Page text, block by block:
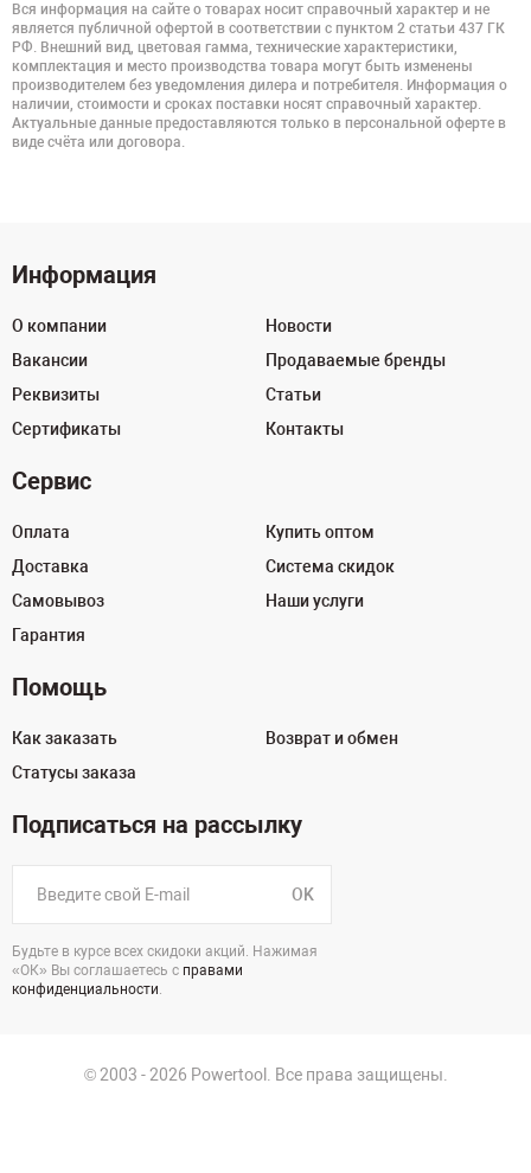
Вся информация на сайте о товарах носит справочный характер и не
является публичной офертой в соответствии с пунктом 2 статьи 437 ГК
РФ. Внешний вид, цветовая гамма, технические характеристики,
комплектация и место производства товара могут быть изменены
производителем без уведомления дилера и потребителя. Информация о
наличии, стоимости и сроках поставки носят справочный характер.
Актуальные данные предоставляются только в персональной оферте в
виде счёта или договора.
Информация
О компании
Вакансии
Реквизиты
Сертификаты
Новости
Продаваемые бренды
Статьи
Контакты
Сервис
Оплата
Доставка
Самовывоз
Гарантия
Купить оптом
Система скидок
Наши услуги
Помощь
Как заказать
Статусы заказа
Возврат и обмен
Подписаться на рассылку
OK
Будьте в курсе всех скидоки акций. Нажимая
«ОК» Вы соглашаетесь с правами
конфиденциальности.
© 2003 - 2026 Powertool. Все права защищены.